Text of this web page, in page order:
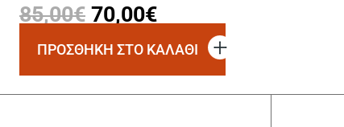
85,00€ Original
price
was:
85,00€.
70,00€Η
τρέχουσα
τιμή
είναι:
ΠΡΟΣΘΗΚΗ ΣΤΟ ΚΑΛΑΘΙ